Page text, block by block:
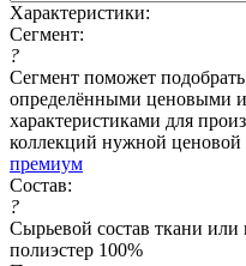
Характеристики:
Сегмент:
?
Сегмент поможет
определёнными ценовыми
характеристиками для
коллекций нужной ценовой
премиум
Состав:
?
Сырьевой состав ткани или
полиэстер 100%